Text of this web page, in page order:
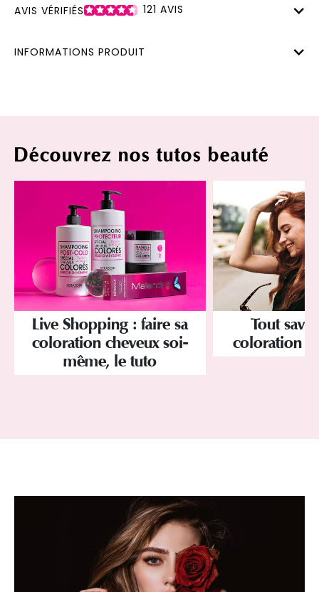
AVIS VÉRIFIÉS 121 AVIS
INFORMATIONS PRODUIT
Découvrez nos tutos beauté
Live Shopping : faire sa
coloration cheveux soi-
même, le tuto
Tout
coloration